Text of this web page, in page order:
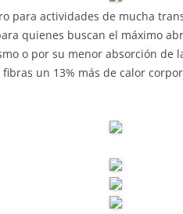
para actividades de mucha
quienes buscan el máximo
o por su menor absorción de
un 13% más de calor